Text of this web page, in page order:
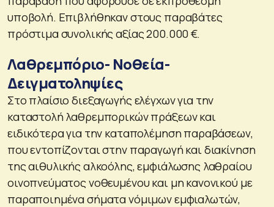
υποβολή. Επιβλήθηκαν στους παραβάτες
πρόστιμα συνολικής αξίας 200.000 €.
Λαθρεμπόριο- Νοθεία-
Δειγματοληψίες
Στο πλαίσιο διεξαγωγής ελέγχων για την
καταστολή λαθρεμπορικών πράξεων και
ειδικότερα για την καταπολέμηση παραβάσεων,
που εντοπίζονται στην παραγωγή και διακίνηση
της αιθυλικής αλκοόλης, εμφιάλωσης λαθραίου
οινοπνεύματος νοθευμένου και μη κανονικού με
παραποιημένα σήματα νόμιμων εμφιαλωτών,